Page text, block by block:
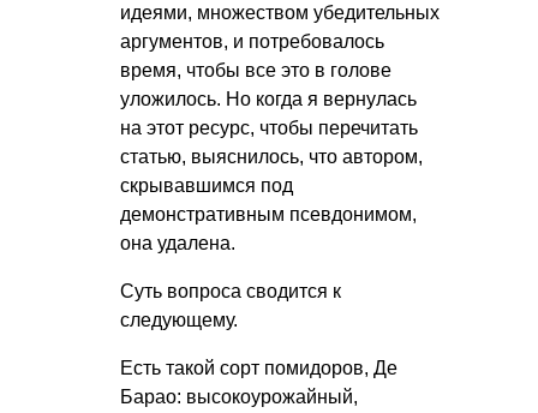
идеями, множеством убедительных
аргументов, и потребовалось
время, чтобы все это в голове
уложилось. Но когда я вернулась
на этот ресурс, чтобы перечитать
статью, выяснилось, что автором,
скрывавшимся под
демонстративным псевдонимом,
она удалена.
Суть вопроса сводится к
следующему.
Есть такой сорт помидоров, Де
Барао: высокоурожайный,